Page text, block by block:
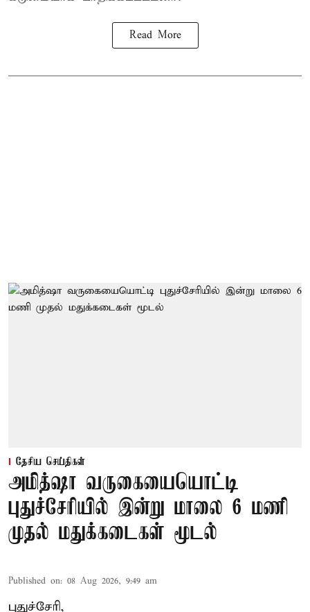
Read More
தேசிய செய்திகள்
அமித்ஷா வருகையையொட்டி
புதுச்சேரியில் இன்று மாலை 6 மணி
முதல் மதுக்கடைகள் மூடல்
Published on: 08 Aug 2026, 9:49 am
புதுச்சேரி,